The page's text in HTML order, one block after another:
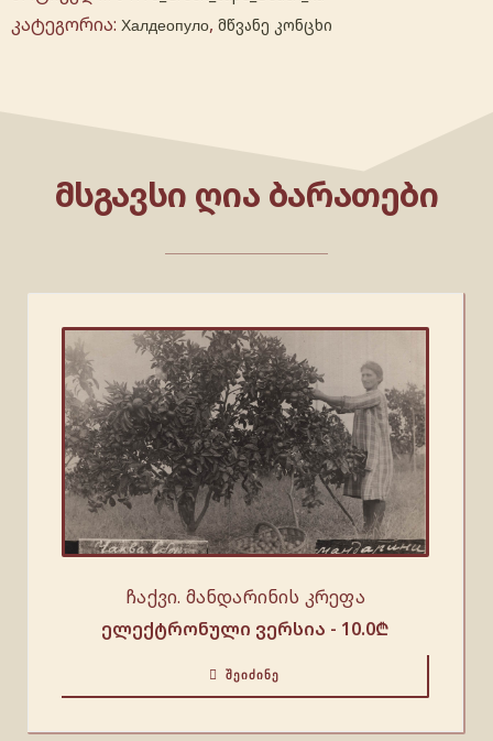
კატეგორია: Халдеопуло, მწვანე კონცხი
ᲛᲡᲒᲐᲕᲡᲘ ᲦᲘᲐ ᲑᲐᲠᲐᲗᲔᲑᲘ
ჩაქვი. მანდარინის კრეფა
ელექტრონული ვერსია - 10.0₾
ᲨᲔᲘᲫᲘᲜᲔ